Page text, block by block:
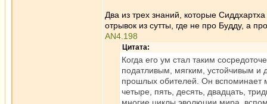
Два из трех знаний, которые
отрывок из сутты, где не про Будду, а
AN4.198
Цитата:
Когда его ум стал таким
податливым, мягким, устойчивым и
прошлых обителей. Он вспоминает
четыре, пять, десять, двадцать,